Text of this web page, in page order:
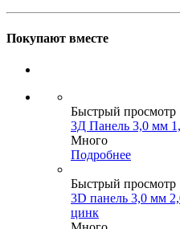
Покупают вместе
Быстрый просмотр
3Д Панель 3,0 мм
Много
Подробнее
Быстрый просмотр
3D панель 3,0 мм
цинк